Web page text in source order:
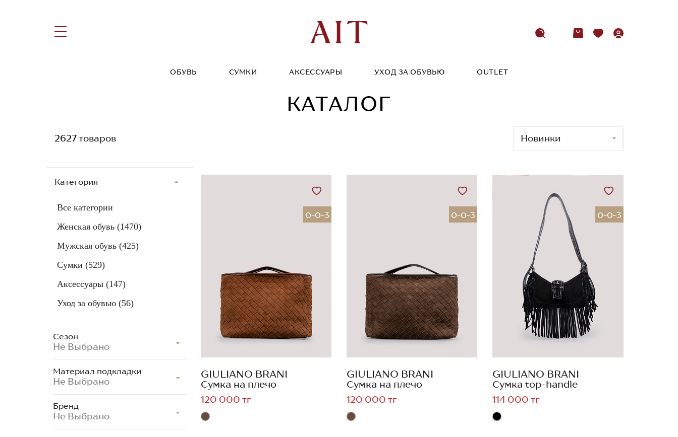
ОБУВЬ СУМКИ АКСЕССУАРЫ УХОД ЗА ОБУВЬЮ OUTLET
КАТАЛОГ
Категория
Все категории
Женская обувь (1470)
Мужская обувь (425)
Сумки (529)
Аксессуары (147)
Уход за обувью (56)
Сезон
Не Выбрано
Материал подкладки
Не Выбрано
Бренд
Не Выбрано
0-0-3
GIULIANO BRANI
Сумка на плечо
120 000 тг
0-0-3
GIULIANO BRANI
Сумка на плечо
120 000 тг
0-0-3
GIULIANO BRANI
Сумка top-handle
114 000 тг
2627товаров